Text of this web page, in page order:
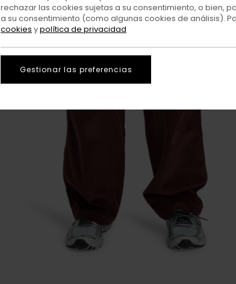
rechazar las cookies sujetas a su consentimiento, o bien,
a su consentimiento (como algunas cookies de análisis).
cookies ypolítica de privacidad
Gestionar las preferencias